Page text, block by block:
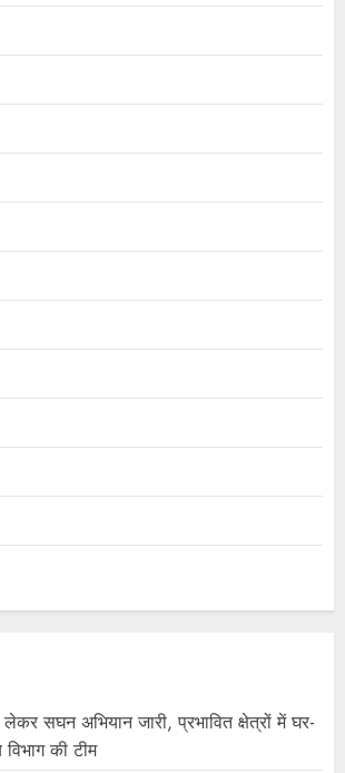
सघन अभियान जारी, प्रभावित क्षेत्रों में घर-
की टीम